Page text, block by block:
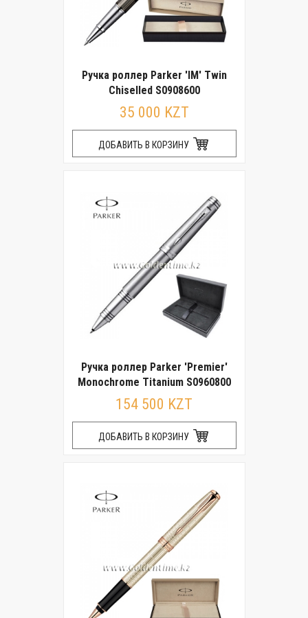
Ручка роллер Parker 'IM' Twin
Chiselled S0908600
35 000 KZT
ДОБАВИТЬ В КОРЗИНУ
Ручка роллер Parker 'Premier'
Monochrome Titanium S0960800
154 500 KZT
ДОБАВИТЬ В КОРЗИНУ